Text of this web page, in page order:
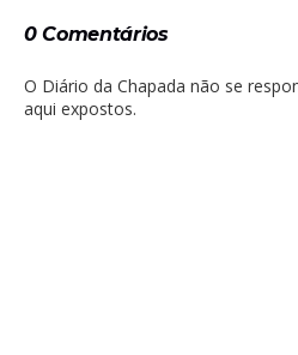
0 Comentários
O Diário da Chapada não se
aqui expostos.